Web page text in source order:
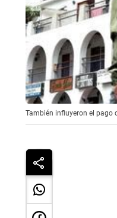
También influyeron el pago